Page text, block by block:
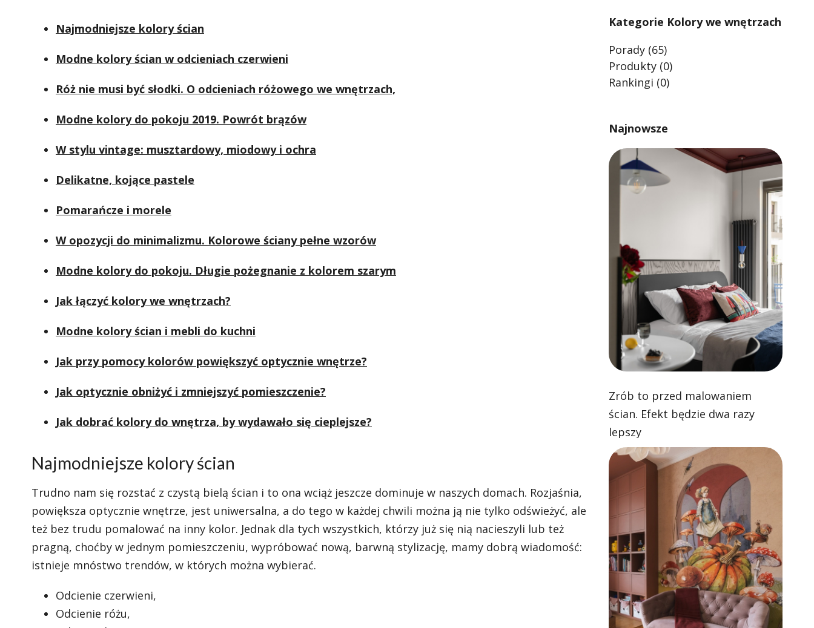
Najmodniejsze kolory ścian
Modne kolory ścian w odcieniach czerwieni
Róż nie musi być słodki. O odcieniach różowego we wnętrzach,
Modne kolory do pokoju 2019. Powrót brązów
W stylu vintage: musztardowy, miodowy i ochra
Delikatne, kojące pastele
Pomarańcze i morele
W opozycji do minimalizmu. Kolorowe ściany pełne wzorów
Modne kolory do pokoju. Długie pożegnanie z kolorem szarym
Jak łączyć kolory we wnętrzach?
Modne kolory ścian i mebli do kuchni
Jak przy pomocy kolorów powiększyć optycznie wnętrze?
Jak optycznie obniżyć i zmniejszyć pomieszczenie?
Jak dobrać kolory do wnętrza, by wydawało się cieplejsze?
Najmodniejsze kolory ścian
Trudno nam się rozstać z czystą bielą ścian i to ona wciąż jeszcze dominuje w naszych domach. Rozjaśnia,
powiększa optycznie wnętrze, jest uniwersalna, a do tego w każdej chwili można ją nie tylko odświeżyć, ale
też bez trudu pomalować na inny kolor. Jednak dla tych wszystkich, którzy już się nią nacieszyli lub też
pragną, choćby w jednym pomieszczeniu, wypróbować nową, barwną stylizację, mamy dobrą wiadomość:
istnieje mnóstwo trendów, w których można wybierać.
Odcienie czerwieni,
Odcienie różu,
Kategorie Kolory we wnętrzach
Porady(65)
Produkty(0)
Rankingi (0)
Najnowsze
Zrób to przed malowaniem
ścian. Efekt będzie dwa razy
lepszy